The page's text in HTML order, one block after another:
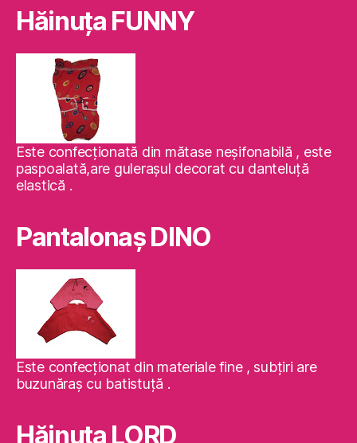
Hăinuţa FUNNY
Este confecţionată din mătase neşifonabilă , este
paspoalată,are guleraşul decorat cu danteluţă
elastică .
Pantalonaş DINO
Este confecţionat din materiale fine , subţiri are
buzunăraş cu batistuţă .
Hăinuţa LORD